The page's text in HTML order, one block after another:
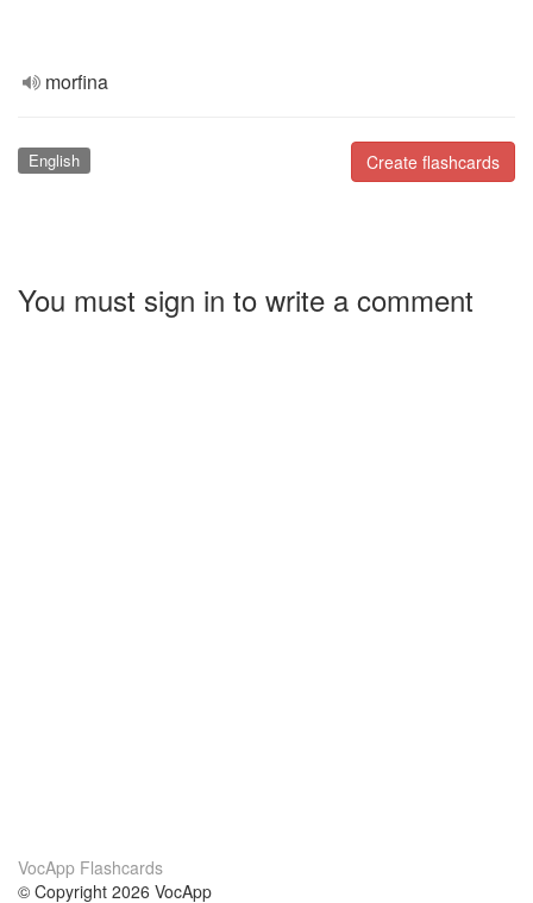
morfina
Create flashcards
English
You must sign in to write a comment
VocApp Flashcards
© Copyright 2026 VocApp